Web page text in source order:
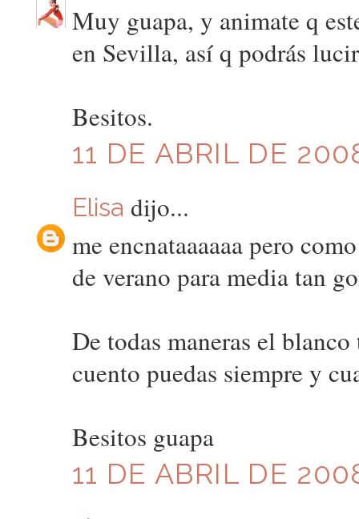
Muy guapa, y animate q
en Sevilla, así q podrás
Besitos.
11 DE ABRIL DE
Elisa dijo...
me encnataaaaaa pero
de verano para media tan
De todas maneras el
cuento puedas siempre y
Besitos guapa
11 DE ABRIL DE